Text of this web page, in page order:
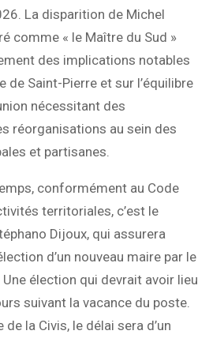
La disparition de Michel
comme « le Maître du Sud »
des implications notables
de Saint-Pierre et sur l’équilibre
nécessitant des
réorganisations au sein des
et partisanes.
conformément au Code
territoriales, c’est le
Dijoux, qui assurera
d’un nouveau maire par le
élection qui devrait avoir lieu
suivant la vacance du poste.
la Civis, le délai sera d’un